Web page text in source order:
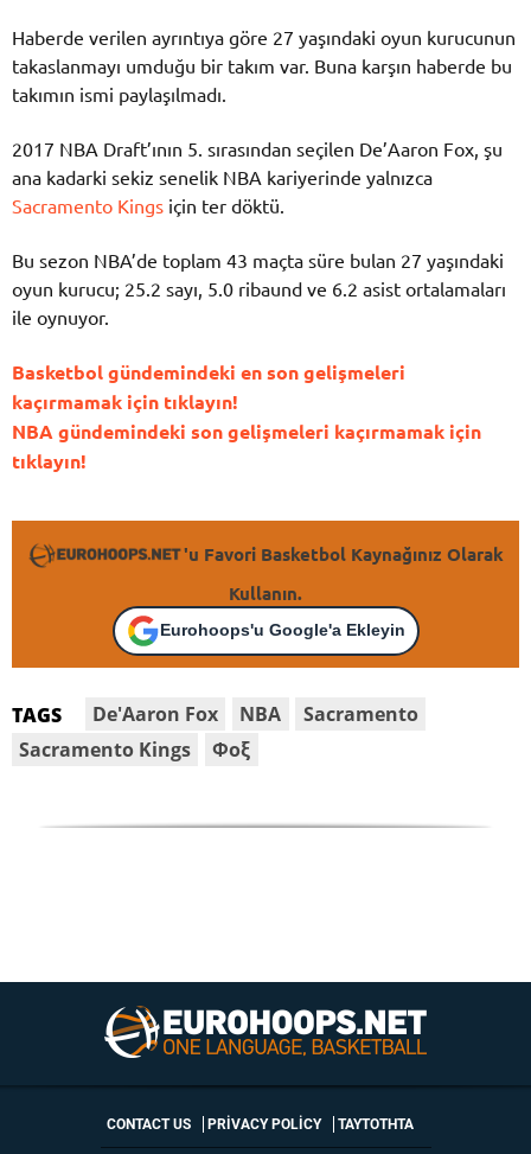
Haberde verilen ayrıntıya göre 27 yaşındaki oyun kurucunun
takaslanmayı umduğu bir takım var. Buna karşın haberde bu
takımın ismi paylaşılmadı.
2017 NBA Draft’ının 5. sırasından seçilen De’Aaron Fox, şu
ana kadarki sekiz senelik NBA kariyerinde yalnızca
Sacramento Kings için ter döktü.
Bu sezon NBA’de toplam 43 maçta süre bulan 27 yaşındaki
oyun kurucu; 25.2 sayı, 5.0 ribaund ve 6.2 asist ortalamaları
ile oynuyor.
Basketbol gündemindeki en son gelişmeleri
kaçırmamak için tıklayın!
NBA gündemindeki son gelişmeleri kaçırmamak için
tıklayın!
'u Favori Basketbol Kaynağınız Olarak
Kullanın.
Eurohoops'u Google'a Ekleyin
TAGS De'Aaron Fox NBA
Sacramento
Sacramento Kings
Φοξ
CONTACT US PRIVACY POLICY ΤΑΥΤΟΤΗΤΑ